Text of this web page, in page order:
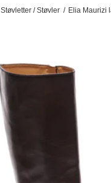
Støvletter / Støvler / Elia Maurizi